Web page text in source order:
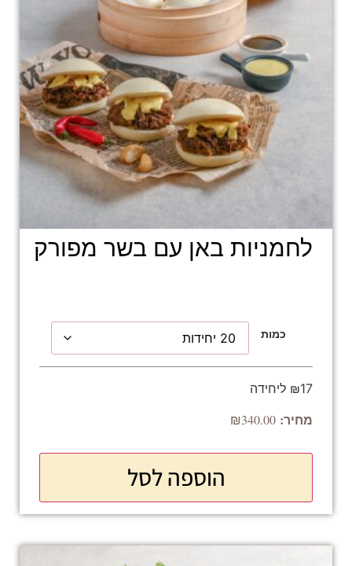
לחמניות באן עם בשר מפורק
כמות
₪17 ליחידה
₪340.00
הוספה לסל